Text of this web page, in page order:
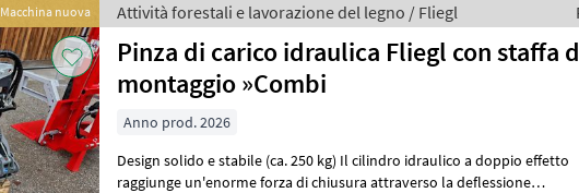
Macchina nuova Attività forestali e lavorazione del legno / Fliegl
Pinza di carico idraulica Fliegl con staffa
montaggio »Combi
Anno prod. 2026
Design solido e stabile (ca. 250 kg) Il cilindro idraulico a doppio effetto
raggiunge un'enorme forza di chiusura attraverso la deflessione